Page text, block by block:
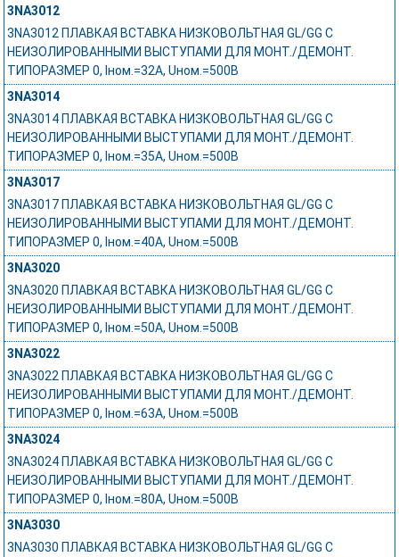
3NA3012
3NA3012 ПЛАВКАЯ ВСТАВКА НИЗКОВОЛЬТНАЯ GL/GG С
НЕИЗОЛИРОВАННЫМИ ВЫСТУПАМИ ДЛЯ МОНТ./ДЕМОНТ.
ТИПОРАЗМЕР 0, Iном.=32A, Uном.=500В
3NA3014
3NA3014 ПЛАВКАЯ ВСТАВКА НИЗКОВОЛЬТНАЯ GL/GG С
НЕИЗОЛИРОВАННЫМИ ВЫСТУПАМИ ДЛЯ МОНТ./ДЕМОНТ.
ТИПОРАЗМЕР 0, Iном.=35A, Uном.=500В
3NA3017
3NA3017 ПЛАВКАЯ ВСТАВКА НИЗКОВОЛЬТНАЯ GL/GG С
НЕИЗОЛИРОВАННЫМИ ВЫСТУПАМИ ДЛЯ МОНТ./ДЕМОНТ.
ТИПОРАЗМЕР 0, Iном.=40A, Uном.=500В
3NA3020
3NA3020 ПЛАВКАЯ ВСТАВКА НИЗКОВОЛЬТНАЯ GL/GG С
НЕИЗОЛИРОВАННЫМИ ВЫСТУПАМИ ДЛЯ МОНТ./ДЕМОНТ.
ТИПОРАЗМЕР 0, Iном.=50A, Uном.=500В
3NA3022
3NA3022 ПЛАВКАЯ ВСТАВКА НИЗКОВОЛЬТНАЯ GL/GG С
НЕИЗОЛИРОВАННЫМИ ВЫСТУПАМИ ДЛЯ МОНТ./ДЕМОНТ.
ТИПОРАЗМЕР 0, Iном.=63A, Uном.=500В
3NA3024
3NA3024 ПЛАВКАЯ ВСТАВКА НИЗКОВОЛЬТНАЯ GL/GG С
НЕИЗОЛИРОВАННЫМИ ВЫСТУПАМИ ДЛЯ МОНТ./ДЕМОНТ.
ТИПОРАЗМЕР 0, Iном.=80A, Uном.=500В
3NA3030
3NA3030 ПЛАВКАЯ ВСТАВКА НИЗКОВОЛЬТНАЯ GL/GG С